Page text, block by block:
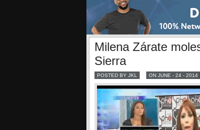
Milena Zárate
Sierra
POSTED BY JKL ON JUNE - 24 - 2014